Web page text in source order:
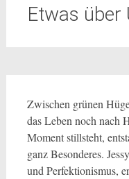
Etwas über
Zwischen grünen
das Leben noch nach
Moment stillsteht,
ganz Besonderes.
und Perfektionismus,